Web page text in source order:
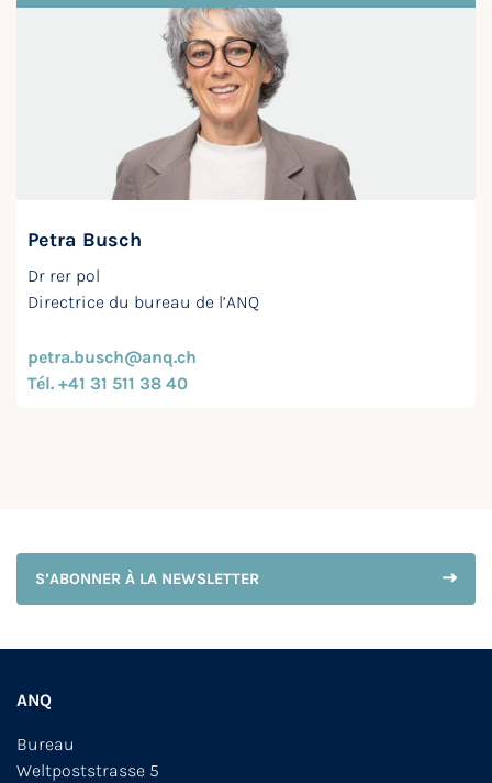
Petra Busch
Dr rer pol
Directrice du bureau de l’ANQ
petra.busch@anq.ch
Tél. +41 31 511 38 40
S’ABONNER À LA NEWSLETTER
ANQ
Bureau
Weltpoststrasse 5